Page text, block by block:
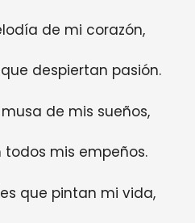
de mi corazón,
despiertan pasión.
de mis sueños,
mis empeños.
que pintan mi vida,